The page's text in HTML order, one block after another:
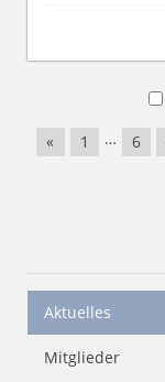
«
1 … 6
Aktuelles
Mitglieder